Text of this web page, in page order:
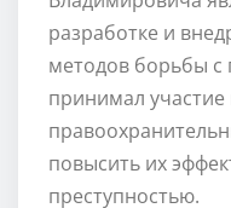
разработке и
методов борьбы с
принимал
повысить их
преступностью.